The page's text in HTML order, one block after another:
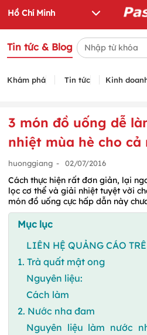
Tin tức & Blog
Khám phá Tin tức Kinh
3 món đồ uống dễ
nhiệt mùa hè cho cả
huonggiang - 02/07/2016
Cách thực hiện rất đơn giản, lại
lọc cơ thể và giải nhiệt tuyệt vời
món đồ uống cực hấp dẫn này
Mục lục
LIÊN HỆ QUẢNG CÁO
1. Trà quất mật ong
Nguyên liệu:
Cách làm
2. Nước nha đam
Nguyên liệu làm nước